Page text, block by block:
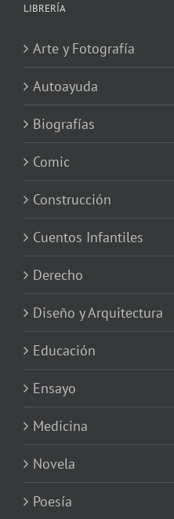
LIBRERÍA
Arte y Fotografía
Autoayuda
Biografías
Comic
Construcción
Cuentos Infantiles
Derecho
Diseño y Arquitectura
Educación
Ensayo
Medicina
Novela
Poesía